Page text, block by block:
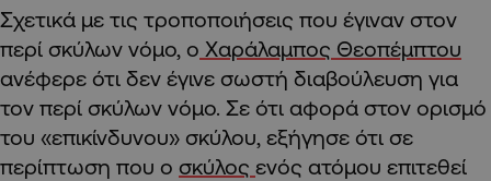
Σχετικά με τις τροποποιήσεις που έγιναν στον
περί σκύλων νόμο, ο Χαράλαμπος Θεοπέμπτου
ανέφερε ότι δεν έγινε σωστή διαβούλευση για
τον περί σκύλων νόμο. Σε ότι αφορά στον ορισμό
του «επικίνδυνου» σκύλου, εξήγησε ότι σε
περίπτωση που ο σκύλος ενός ατόμου επιτεθεί